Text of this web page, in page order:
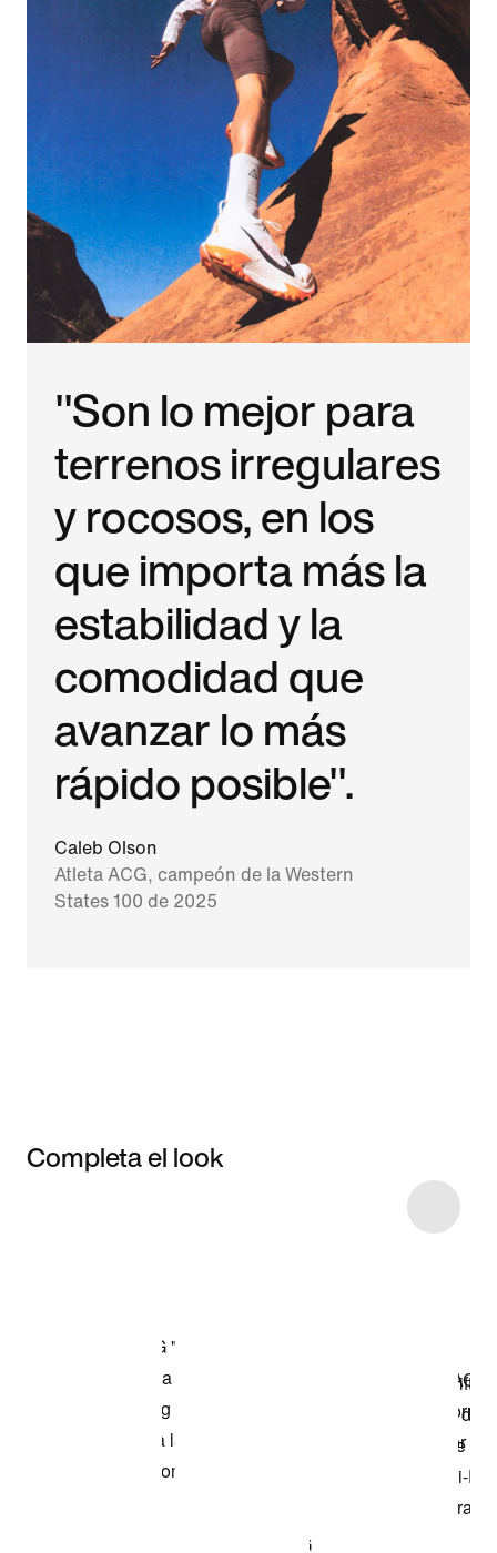
"Son lo mejor para
terrenos irregulares
y rocosos, en los
que importa más la
estabilidad y la
comodidad que
avanzar lo más
rápido posible".
Caleb Olson
Atleta ACG, campeón de la Western
States 100 de 2025
Completa el look